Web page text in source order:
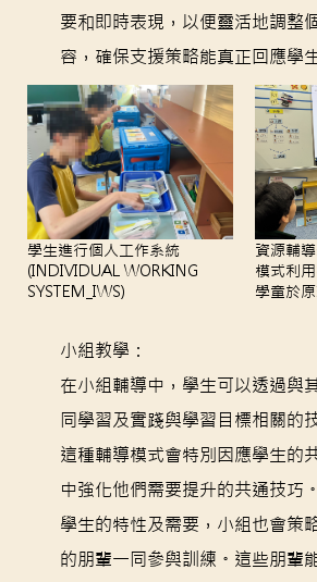
要和即時表現，以便靈活地調整
容，確保支援策略能真正回應學
學生進行個人工作系統
(INDIVIDUAL WORKING
SYSTEM_IWS)
資源輔
模式利
學童於
小組教學：
在小組輔導中，學生可以透過與
同學習及實踐與學習目標相關的
這種輔導模式會特別因應學生的
中強化他們需要提升的共通技巧
學生的特性及需要，小組也會策
的朋輩一同參與訓練。這些朋輩